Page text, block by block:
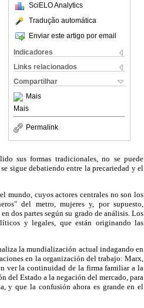
SciELO Analytics
Tradução automática
Enviar este artigo por email
Indicadores
Links relacionados
Compartilhar
Mais
Mais
Permalink
sus formas tradicionales, no se puede
sigue debatiendo entre la precariedad y el
mundo, cuyos actores centrales no son los
del metro, mujeres y, por supuesto,
dos partes según su grado de análisis. Los
y legales, que están originando las
la mundialización actual indagando en
en la organización del trabajo: Marx,
ver la continuidad de la firma familiar a la
del Estado a la negación del mercado, para
y que la confusión ahora es grande en el